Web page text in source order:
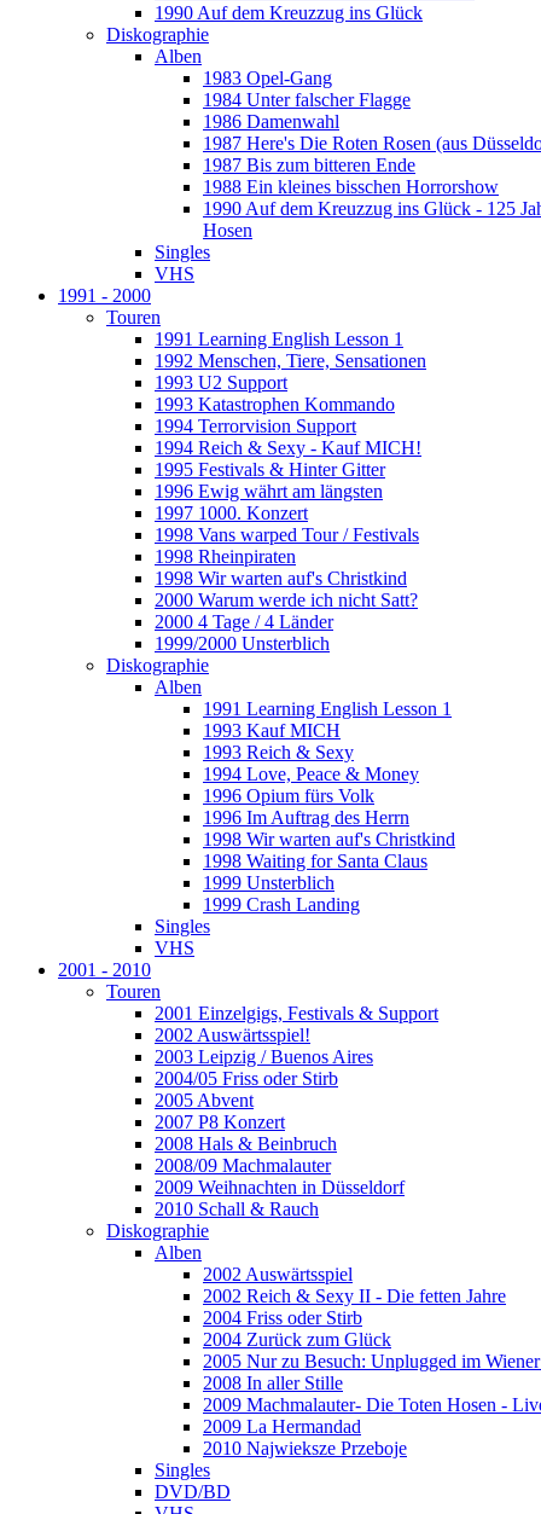
1990 Auf dem Kreuzzug ins Glück
Diskographie
Alben
1983 Opel-Gang
1984 Unter falscher Flagge
1986 Damenwahl
1987 Here's Die Roten Rosen (aus
1987 Bis zum bitteren Ende
1988 Ein kleines bisschen Horrorshow
1990 Auf dem Kreuzzug ins Glück - 125
Hosen
Singles
VHS
1991 - 2000
Touren
1991 Learning English Lesson 1
1992 Menschen, Tiere, Sensationen
1993 U2 Support
1993 Katastrophen Kommando
1994 Terrorvision Support
1994 Reich & Sexy - Kauf MICH!
1995 Festivals & Hinter Gitter
1996 Ewig währt am längsten
1997 1000. Konzert
1998 Vans warped Tour / Festivals
1998 Rheinpiraten
1998 Wir warten auf's Christkind
2000 Warum werde ich nicht Satt?
2000 4 Tage / 4 Länder
1999/2000 Unsterblich
Diskographie
Alben
1991 Learning English Lesson 1
1993 Kauf MICH
1993 Reich & Sexy
1994 Love, Peace & Money
1996 Opium fürs Volk
1996 Im Auftrag des Herrn
1998 Wir warten auf's Christkind
1998 Waiting for Santa Claus
1999 Unsterblich
1999 Crash Landing
Singles
VHS
2001 - 2010
Touren
2001 Einzelgigs, Festivals & Support
2002 Auswärtsspiel!
2003 Leipzig / Buenos Aires
2004/05 Friss oder Stirb
2005 Abvent
2007 P8 Konzert
2008 Hals & Beinbruch
2008/09 Machmalauter
2009 Weihnachten in Düsseldorf
2010 Schall & Rauch
Diskographie
Alben
2002 Auswärtsspiel
2002 Reich & Sexy II - Die fetten Jahre
2004 Friss oder Stirb
2004 Zurück zum Glück
2005 Nur zu Besuch: Unplugged im
2008 In aller Stille
2009 Machmalauter- Die Toten Hosen -
2009 La Hermandad
2010 Najwieksze Przeboje
Singles
DVD/BD